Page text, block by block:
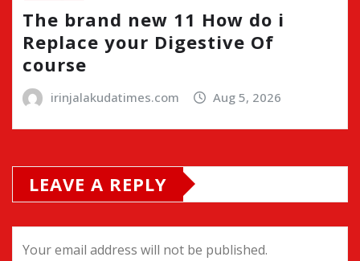
The brand new 11 How do i
Replace your Digestive Of
course
irinjalakudatimes.com Aug 5, 2026
LEAVE A REPLY
Your email address will not be published.